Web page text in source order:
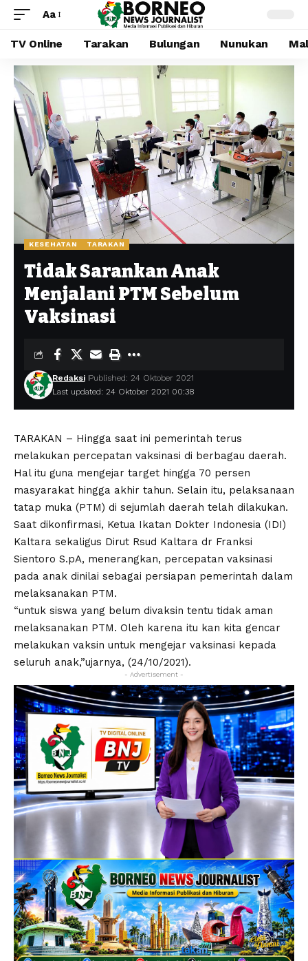
Aa
TV Online Tarakan Bulungan Nunukan
KESEHATAN TARAKAN
Tidak Sarankan Anak
Menjalani PTM Sebelum
Vaksinasi
Last updated: 24 Oktober 2021 00:38
Redaksi Published: 24 Oktober 2021
TARAKAN – Hingga saat ini pemerintah terus
melakukan percepatan vaksinasi di berbagau daerah.
Hal itu guna mengejar target hingga 70 persen
masyarakat hingga akhir tahun. Selain itu, pelaksanaan
tatap muka (PTM) di sejumlah daerah telah dilakukan.
Saat dikonfirmasi, Ketua Ikatan Dokter Indonesia (IDI)
Kaltara sekaligus Dirut Rsud Kaltara dr Franksi
Sientoro S.pA, menerangkan, percepatan vaksinasi
pada anak dinilai sebagai persiapan pemerintah dalam
melaksanakan PTM.
“untuk siswa yang belum divaksin tentu tidak aman
melaksanakan PTM. Oleh karena itu kan kita gencar
melakukan vaksin untuk mengejar vaksinasi kepada
seluruh anak,”ujarnya, (24/10/2021).
- Advertisement -